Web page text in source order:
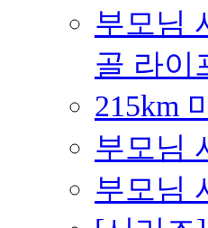
부모님
골 라이
215km
부모님
부모님